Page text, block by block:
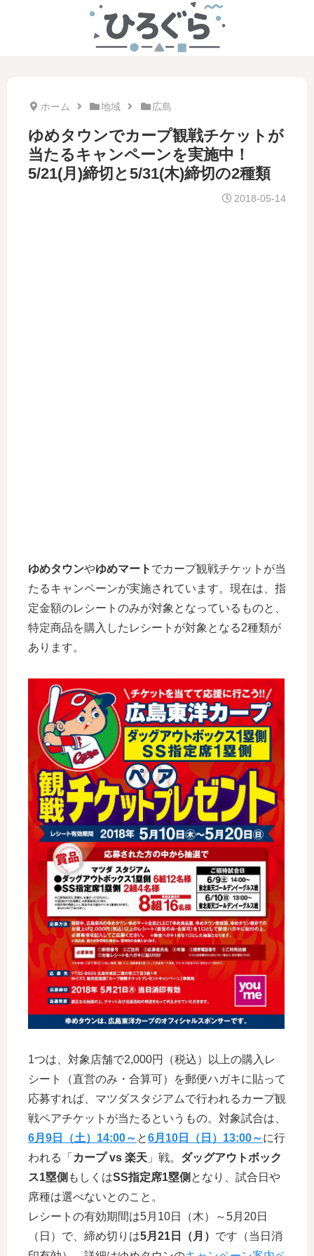
ホーム 地域 広島
ゆめタウンでカープ観戦チケットが
当たるキャンペーンを実施中！
5/21(月)締切と5/31(木)締切の2種類
2018-05-14
ゆめタウンやゆめマート でカープ観戦チケットが当
たるキャンペーンが実施されています。現在は、指
定金額のレシートのみが対象となっているものと、
特定商品を購入したレシートが対象となる2種類が
あります。
1つは、対象店舗で2,000円（税込）以上の購入レ
シート（直営のみ・合算可）を郵便ハガキに貼って
応募すれば、マツダスタジアムで行われるカープ観
戦ペアチケットが当たるというもの。対象試合は、
6月9日（土）14:00～ と6月10日（日）13:00～に行
われる「 カープ vs 楽天 」戦。 ダッグアウトボック
ス1塁側 もしくはSS指定席1塁側 となり、試合日や
席種は選べないとのこと。
レシートの有効期間は5月10日（木）～5月20日
（日）で、締め切りは5月21日（月） です（当日消